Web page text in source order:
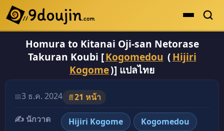
ดูเยอะสุด
คะแนนเยอะสุด
โดจินรูปสี
ระดับตำนาน
ยอดนิยม
Homura to Kitanai Oji-san Netorase
Takuran Koubi [Kogomedou (Hijiri
Kogome)] แปลไทย
📅3 ธ.ค. 2024 📄21 หน้า
✍️ นักวาด
Hijiri Kogome Kogomedou